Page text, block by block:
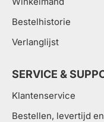
zijn, neem
contact met ons op
Bestelhistorie
Verlanglijst
SERVICE &
Klantenservice
Bestellen, levertijd